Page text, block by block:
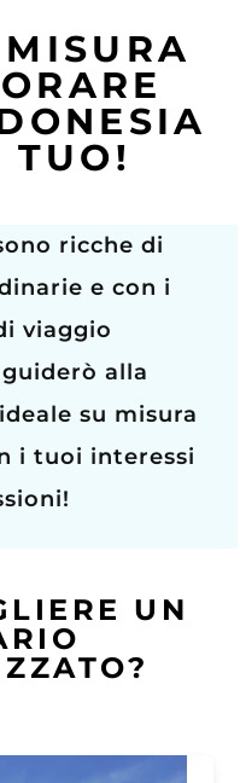
TUO!
ricche di
e con i
viaggio
alla
su misura
i tuoi interessi
UN